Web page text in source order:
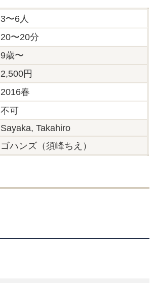
3〜6人
20〜20分
9歳〜
2,500円
2016春
不可
Sayaka, Takahiro
ゴハンズ（須峰ちえ）